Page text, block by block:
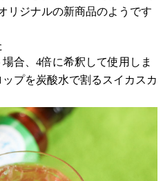
リジナルの新商品のようです
合、4倍に希釈して使用しま
プを炭酸水で割るスイカスカ